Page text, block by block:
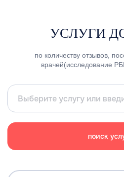
УСЛУГИ
по количеству отзывов,
врачей(исследование
поиск